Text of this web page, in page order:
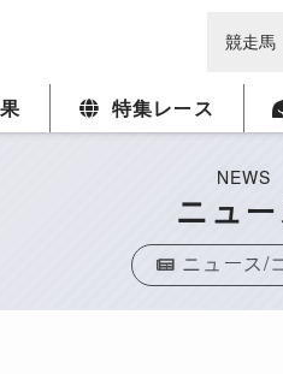
特集レース
NEWS
ニュ
ニュース/